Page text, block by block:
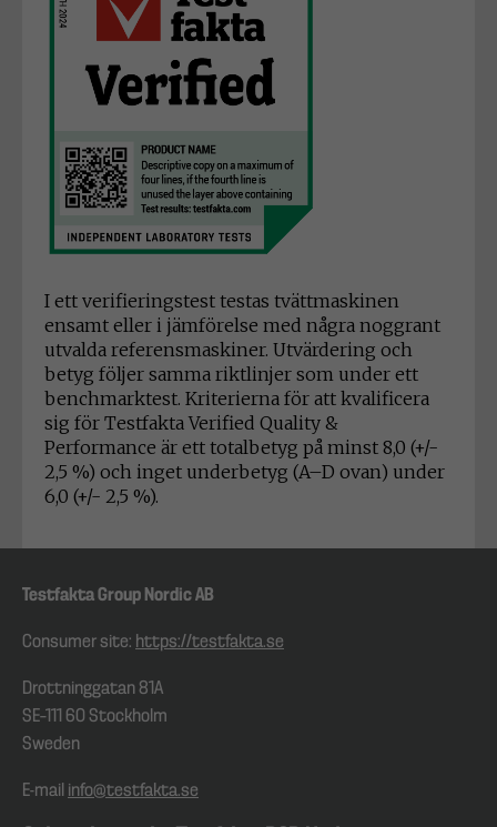
I ett verifieringstest testas tvättmaskinen
ensamt eller i jämförelse med några noggrant
utvalda referensmaskiner. Utvärdering och
betyg följer samma riktlinjer som under ett
benchmarktest. Kriterierna för att kvalificera
sig för Testfakta Verified Quality &
Performance är ett totalbetyg på minst 8,0 (+/-
2,5 %) och inget underbetyg (A–D ovan) under
6,0 (+/- 2,5 %).
Testfakta Group Nordic AB
Consumer site: https://testfakta.se
Drottninggatan 81A
SE–111 60 Stockholm
Sweden
E-mail info@testfakta.se